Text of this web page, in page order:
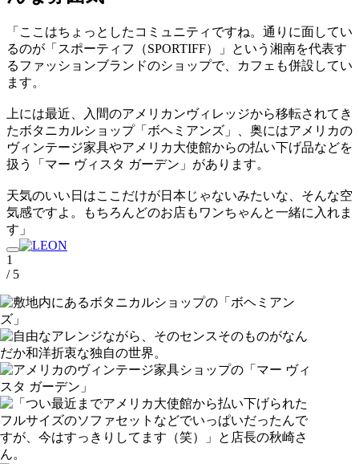
「ここはちょっとしたコミュニティですね。通りに面してい
るのが「スポーティフ（SPORTIFF）」という湘南を代表す
るファッションブランドのショップで、カフェも併設してい
ます。
上には最近、入間のアメリカンヴィレッジから移転されてき
たボタニカルショップ「ボヘミアンズ」、奥にはアメリカの
ヴィンテージ家具やアメリカ大使館からの払い下げ品などを
扱う「マー ヴィスタ ガーデン」があります。
天気のいい日はここだけが日本じゃないみたいな、そんな空
気感ですよ。もちろんどのお店もワンちゃんと一緒に入れま
す」
1
/ 5